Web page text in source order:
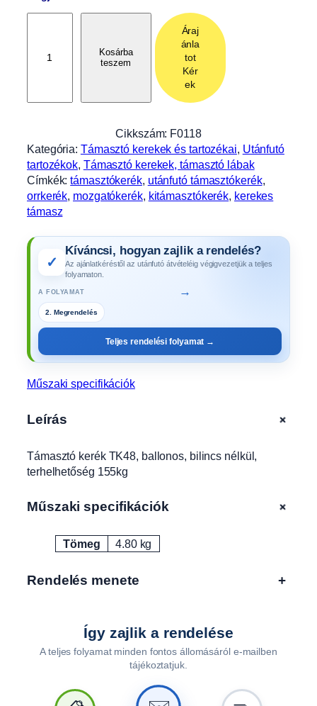
k
e
r
é
k
K
o
n
,
i
l
n
Kosárba
teszem
Áraj
ánla
tot
Kér
ek
Cikkszám: F0118
Kategória: Támasztó kerekek és tartozékai, Utánfutó
tartozékok, Támasztó kerekek, támasztó lábak
Címkék:támasztókerék, utánfutó támasztókerék
orrkerék, mozgatókerék, kitámasztókerék, kerekes
támasz
✓
Kíváncsi, hogyan zajlik a rendelés?
Az ajánlatkéréstől az utánfutó átvételéig végigvezetjük a teljes
folyamaton.
A FOLYAMAT →
Teljes rendelési folyamat →
Műszaki specifikációk
Leírás +
Támasztó kerék TK48, ballonos, bilincs nélkül,
terhelhetőség 155kg
Műszaki specifikációk +
Attribútumok Érték
Tömeg 4.80 kg
Rendelés menete +
Így zajlik a rendelése
A teljes folyamat minden fontos állomásáról e-mailben
tájékoztatjuk.